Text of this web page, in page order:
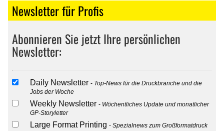
Newsletter für Profis
Abonnieren Sie jetzt Ihre persönlichen
Newsletter:
Daily Newsletter
Top-News für die Druckbranche und die
Jobs der Woche
Weekly Newsletter
Wöchentliches Update und monatlicher
GP-Storyletter
Large Format Printing Spezialnews zum Großformatdruck